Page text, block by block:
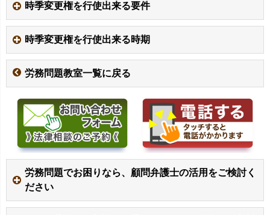
時季変更権を行使出来る要件
時季変更権を行使出来る時期
労務問題教室一覧に戻る
労務問題でお困りなら、顧問弁護士の活用をご検討く
ださい